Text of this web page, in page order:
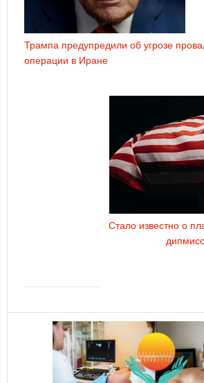
Трампа предупредили об угрозе
операции в Иране
Стало известно о